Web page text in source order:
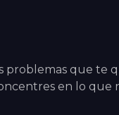
problemas que te
en lo que